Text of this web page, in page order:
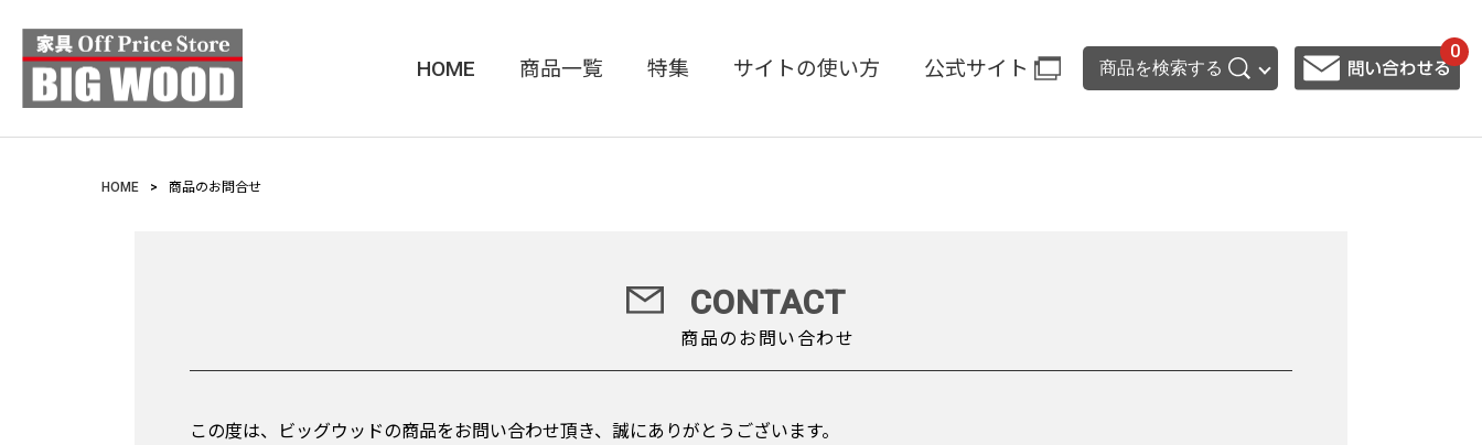
HOME 商品一覧 特集 サイトの使い方 公式サイト 商品を検索する
0
HOME 商品のお問合せ
CONTACT
商品のお問い合わせ
この度は、ビッグウッドの商品をお問い合わせ頂き、誠にありがとうございます。